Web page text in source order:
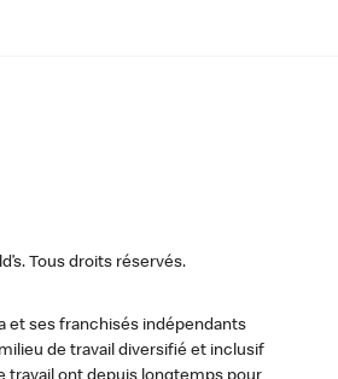
Tous droits réservés.
et ses franchisés indépendants
de travail diversifié et inclusif